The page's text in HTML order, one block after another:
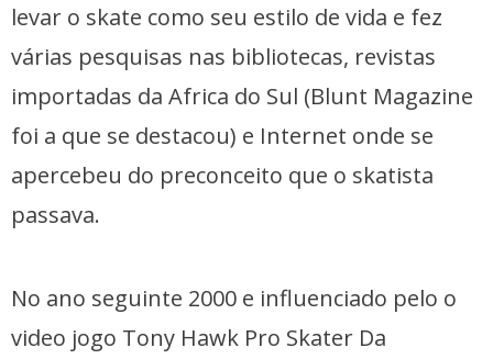
levar o skate como seu estilo de vida e fez
várias pesquisas nas bibliotecas, revistas
importadas da Africa do Sul (Blunt Magazine
foi a que se destacou) e Internet onde se
apercebeu do preconceito que o skatista
passava.
No ano seguinte 2000 e influenciado pelo o
video jogo Tony Hawk Pro Skater Da